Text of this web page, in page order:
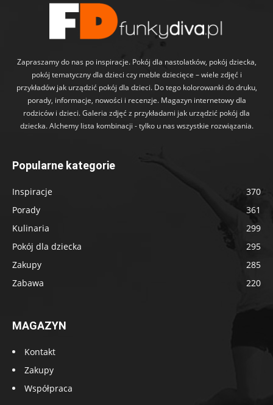
Zapraszamy do nas po inspiracje. Pokój dla nastolatków, pokój dziecka,
pokój tematyczny dla dzieci czy meble dziecięce – wiele zdjęć i
przykładów jak urządzić pokój dla dzieci. Do tego kolorowanki do druku,
porady, informacje, nowości i recenzje. Magazyn internetowy dla
rodziców i dzieci. Galeria zdjęć z przykładami jak urządzić pokój dla
dziecka. Alchemy lista kombinacji - tylko u nas wszystkie rozwiązania.
Popularne kategorie
Inspiracje
370
Porady
361
Kulinaria
299
Pokój dla dziecka
295
Zakupy
285
Zabawa
220
MAGAZYN
Kontakt
Zakupy
Współpraca